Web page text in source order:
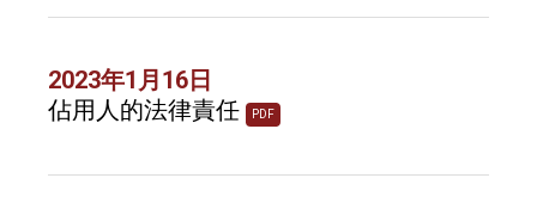
2023年1月16日
佔用人的法律責任
PDF